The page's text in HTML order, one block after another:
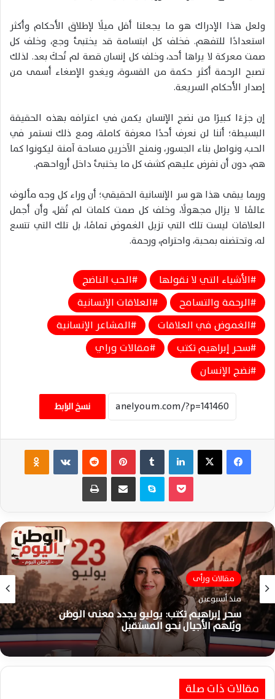
ولعل هذا الإدراك هو ما يجعلنا أقل ميلًا لإطلاق الأحكام وأكثر
استعدادًا للتفهم. فخلف كل ابتسامة قد يختبئ وجع، وخلف كل
صمت معركة لا يراها أحد، وخلف كل إنسان قصة لم تُحكَ بعد. لذلك
تصبح الرحمة أكثر حكمة من القسوة، ويغدو الإصغاء أسمى من
إصدار الأحكام السريعة.
إن جزءًا كبيرًا من نضج الإنسان يكمن في اعترافه بهذه الحقيقة
البسيطة؛ أننا لن نعرف أحدًا معرفة كاملة، ومع ذلك نستمر في
الحب، ونواصل بناء الجسور، ونمنح الآخرين مساحة آمنة ليكونوا كما
هم، دون أن نفرض عليهم كشف كل ما يختبئ داخل أرواحهم.
وربما يبقى هذا هو سر الإنسانية الحقيقي؛ أن وراء كل وجه مألوف
عالمًا لا يزال مجهولًا، وخلف كل صمت كلمات لم تُقل، وأن أجمل
العلاقات ليست تلك التي تزيل الغموض تمامًا، بل تلك التي تتسع
له، وتحتضنه بمحبة، واحترام، ورحمة.
الأشياء التي لا نقولها
الحب الناضج
الرحمة والتسامح
العلاقات الإنسانية
الغموض في العلاقات
المشاعر الإنسانية
سحر إبراهيم تكتب
مقالات وراي
نضج الإنسان
نسخ الرابط
فيسبوك ‫X لينكدإن بينتيريست ‏VKontakte
سكايب مشاركة عبر البريد طباعة
مقالات ورأى
منذ أسبوعين
سحر إبراهيم تكتب: يوليو يجدد معنى الوطن
ويُلهم الأجيال نحو المستقبل
بقلم حسن النجار
منذ أسبوعين
حسن النجار يكتب: السلام الداخلي يصنع أمانك
العاطفي ويقودك للحياة
مقالات ذات صلة